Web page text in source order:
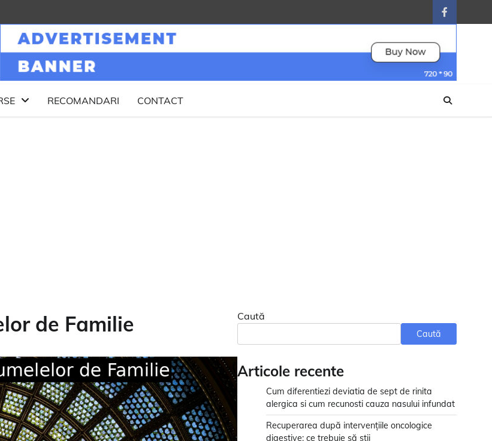
facebook
RECOMANDARI CONTACT
de Familie Caută
Caută
Articole recente
Cum diferentiezi deviatia de sept de rinita
alergica si cum recunosti cauza nasului infundat
Recuperarea după intervențiile oncologice
digestive: ce trebuie să știi